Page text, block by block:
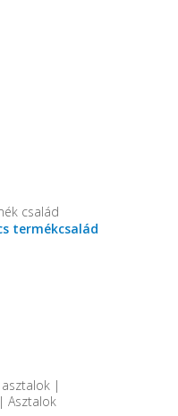
család
termékcsalád
|
Asztalok